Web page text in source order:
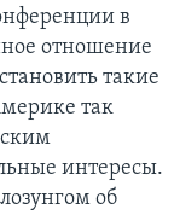
в
отношение
такие
так
интересы.
об